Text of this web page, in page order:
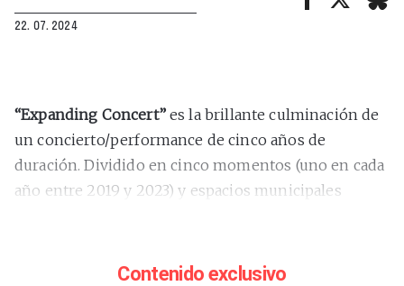
22. 07. 2024
“Expanding Concert”es la brillante culminación de
un concierto/performance de cinco años de
duración. Dividido en cinco momentos (uno en cada
año entre 2019 y 2023) y espacios municipales
aportación de un artista diferente cada año y de las
Contenido exclusivo